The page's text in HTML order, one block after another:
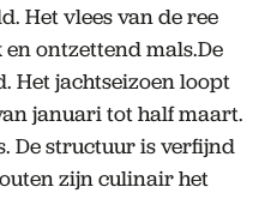
Het vlees van de ree
ontzettend mals.De
Het jachtseizoen loopt
januari tot half maart.
De structuur is verfijnd
zijn culinair het